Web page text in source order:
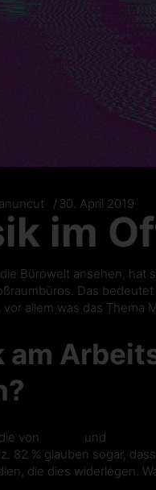
30. April 2019
im
Bürowelt ansehen, hat
Das
allem was das Thema
am
von und
82 % glauben sogar,
die dies widerlegen.